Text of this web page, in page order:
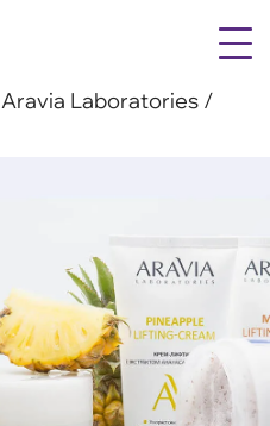
Aravia Laboratories